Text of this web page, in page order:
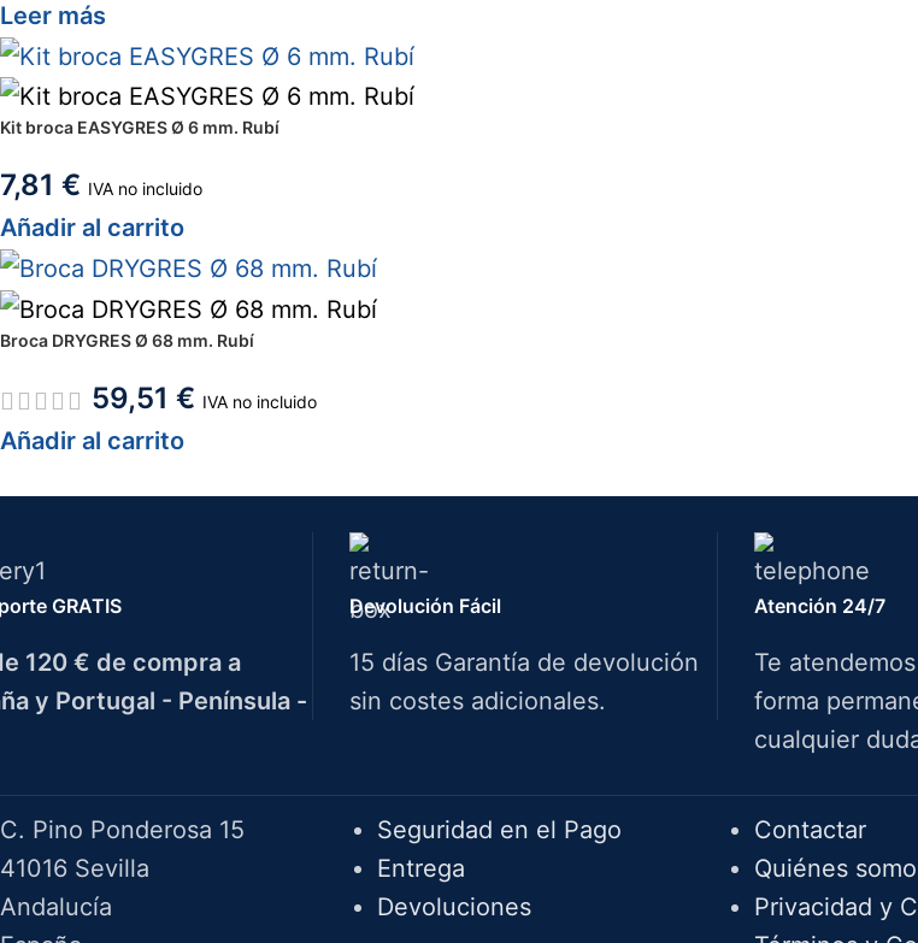
Leer más
Kit broca EASYGRES Ø 6 mm. Rubí
7,81 € IVA no incluido
Añadir al carrito
Broca DRYGRES Ø 68 mm. Rubí
59,51 € IVA no incluido
Añadir al carrito
GRATIS
120 € de compra a
y Portugal - Península -
Devolución Fácil
15 días Garantía de devolución
sin costes adicionales.
Atención 24/7
Te
forma
cualquier
C. Pino Ponderosa 15
41016 Sevilla
Andalucía
Seguridad en el Pago
Entrega
Devoluciones
Contactar
Quiénes
Privacidad y